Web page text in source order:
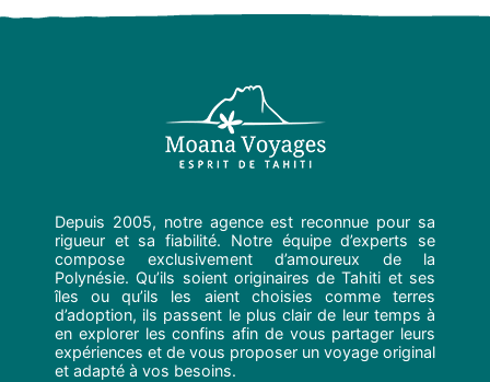
Depuis 2005, notre agence est reconnue pour sa
rigueur et sa fiabilité. Notre équipe d’experts se
compose exclusivement d’amoureux de la
Polynésie. Qu’ils soient originaires de Tahiti et ses
îles ou qu’ils les aient choisies comme terres
d’adoption, ils passent le plus clair de leur temps à
en explorer les confins afin de vous partager leurs
expériences et de vous proposer un voyage original
et adapté à vos besoins.